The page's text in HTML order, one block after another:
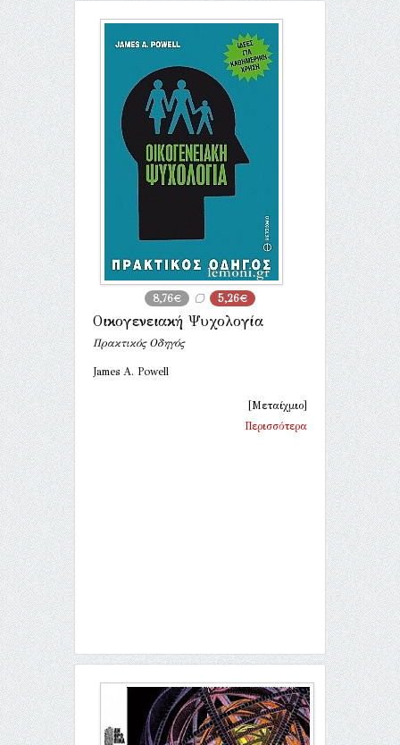
8,76€ 5,26€
Οικογενειακή Ψυχολογία
Πρακτικός Οδηγός
James A. Powell
[Μεταίχμιο]
Περισσότερα